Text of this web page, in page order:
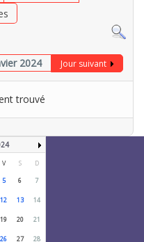
2024 Jour suivant
trouvé
V S
D
5 6 7
12 13 14
19 20 21
26 27 28